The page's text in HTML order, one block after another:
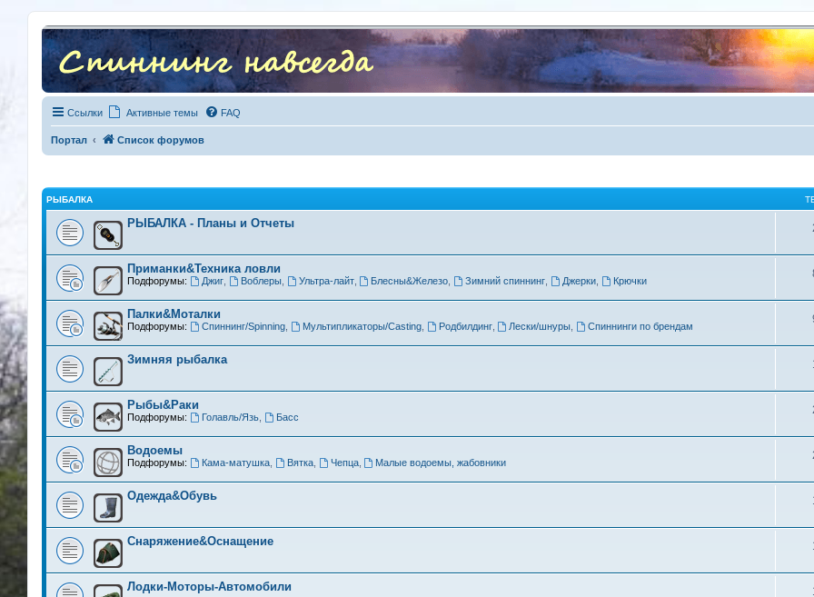
Ссылки Активные темы FAQ
Портал Список форумов
РЫБАЛКА
РЫБАЛКА - Планы и Отчеты
Приманки&Техника ловли
Подфорумы: Джиг, Воблеры, Ультра-лайт, Блесны&Железо Зимний спиннинг Джерки Крючки
Палки&Моталки
Подфорумы: Спиннинг/Spinning, Мультипликаторы/Casting, Родбилдинг, Лески/шнуры Спиннинги по брендам
Зимняя рыбалка
Рыбы&Раки
Подфорумы: Голавль/Язь, Басс
Водоемы
Подфорумы: Кама-матушка, Вятка, Чепца, Малые водоемы, жабовники
Одежда&Обувь
Снаряжение&Оснащение
Лодки-Моторы-Автомобили